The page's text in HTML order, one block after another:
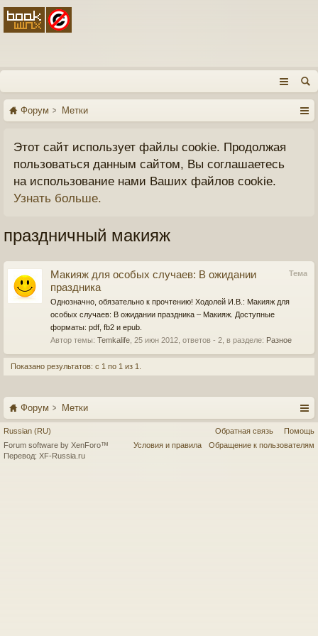
Форум Метки
Этот сайт использует файлы cookie. Продолжая
пользоваться данным сайтом, Вы соглашаетесь
на использование нами Ваших файлов cookie.
Узнать больше.
праздничный макияж
Тема
Макияж для особых случаев: В ожидании
праздника
Однозначно, обязательно к прочтению! Ходолей И.В.: Макияж для
особых случаев: В ожидании праздника – Макияж. Доступные
форматы: pdf, fb2 и epub.
Автор темы: Temkalife 25 июн 2012 , ответов - 2, в разделе: Разное
Показано результатов: с 1 по 1 из 1.
Форум Метки
Russian (RU) Обратная связь
Помощь
Условия и правила
Обращение к пользователям
Forum software by XenForo™
Перевод: XF-Russia.ru